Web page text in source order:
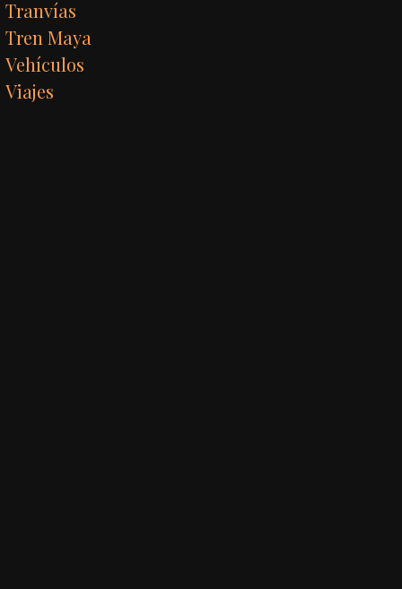
Tranvías
Tren Maya
Vehículos
Viajes